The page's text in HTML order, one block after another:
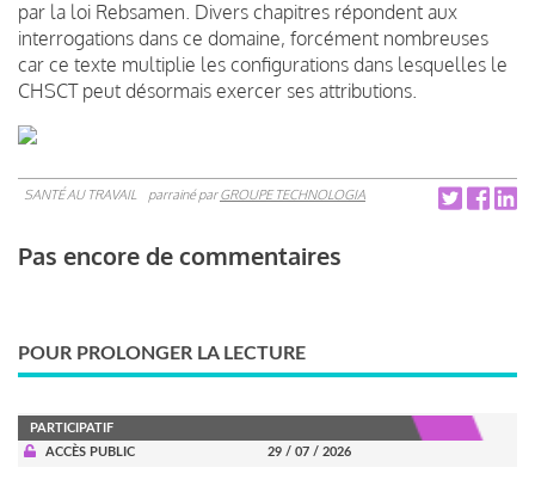
par la loi Rebsamen. Divers chapitres répondent aux
interrogations dans ce domaine, forcément nombreuses
car ce texte multiplie les configurations dans lesquelles le
CHSCT peut désormais exercer ses attributions.
SANTÉ AU TRAVAIL parrainé parGROUPE TECHNOLOGIA
Pas encore de commentaires
POUR PROLONGER LA LECTURE
PARTICIPATIF
ACCÈS PUBLIC
29 / 07 / 2026